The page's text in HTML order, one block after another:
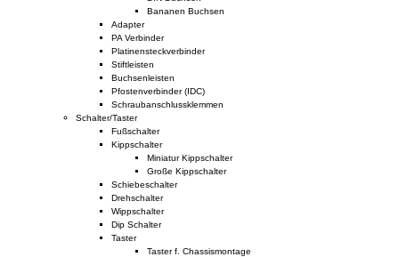
Bananen Buchsen
Adapter
PA Verbinder
Platinensteckverbinder
Stiftleisten
Buchsenleisten
Pfostenverbinder (IDC)
Schraubanschlussklemmen
Schalter/Taster
Fußschalter
Kippschalter
Miniatur Kippschalter
Große Kippschalter
Schiebeschalter
Drehschalter
Wippschalter
Dip Schalter
Taster
Taster f. Chassismontage